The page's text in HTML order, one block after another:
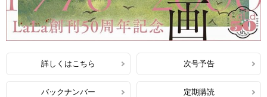
詳しくはこちら 次号予告
バックナンバー 定期購読